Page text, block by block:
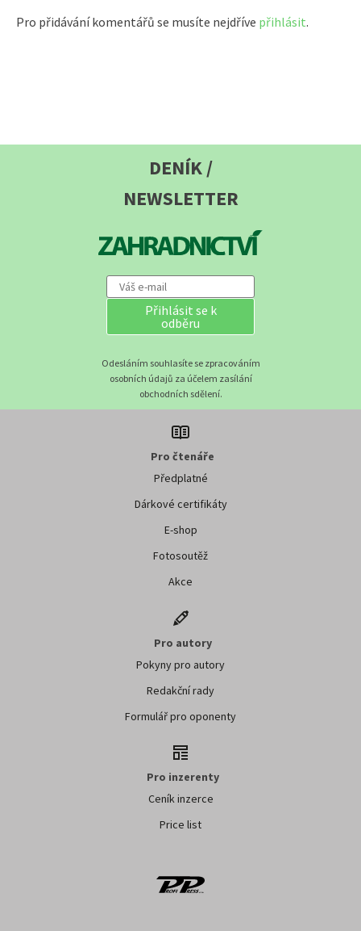
Pro přidávání komentářů se musíte nejdříve přihlásit.
DENÍK /
NEWSLETTER
Přihlásit se k
odběru
Odesláním souhlasíte se zpracováním
osobních údajů za účelem zasílání
obchodních sdělení.
Pro čtenáře
Předplatné
Dárkové certifikáty
E-shop
Fotosoutěž
Akce
Pro autory
Pokyny pro autory
Redakční rady
Formulář pro oponenty
Pro inzerenty
Ceník inzerce
Price list